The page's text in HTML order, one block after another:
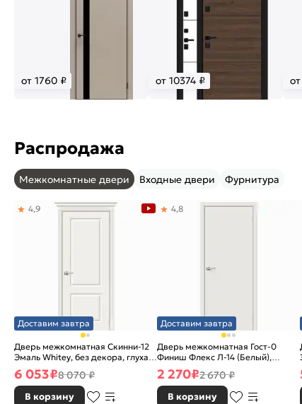
от 1760 ₽ от 10374 ₽
Распродажа
Межкомнатные двери Входные двери Фурнитура
Доставим завтра
Дверь межкомнатная Скинни-12
Эмаль Whitey, без декора, глухая,
без стекла, без кромки, скиновая
4,9
6 053₽8 070 ₽
В корзину
Доставим завтра
Дверь межкомнатная Гост-0
Финиш Флекс Л-14 (Белый),
глухая, каркасно-щитовая
4,8
2 270₽2 670 ₽
В корзину